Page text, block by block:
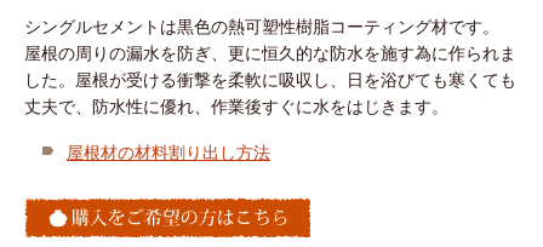
シングルセメントは黒色の熱可塑性樹脂コーティング材です。
屋根の周りの漏水を防ぎ、更に恒久的な防水を施す為に作られま
した。屋根が受ける衝撃を柔軟に吸収し、日を浴びても寒くても
丈夫で、防水性に優れ、作業後すぐに水をはじきます。
屋根材の材料割り出し方法